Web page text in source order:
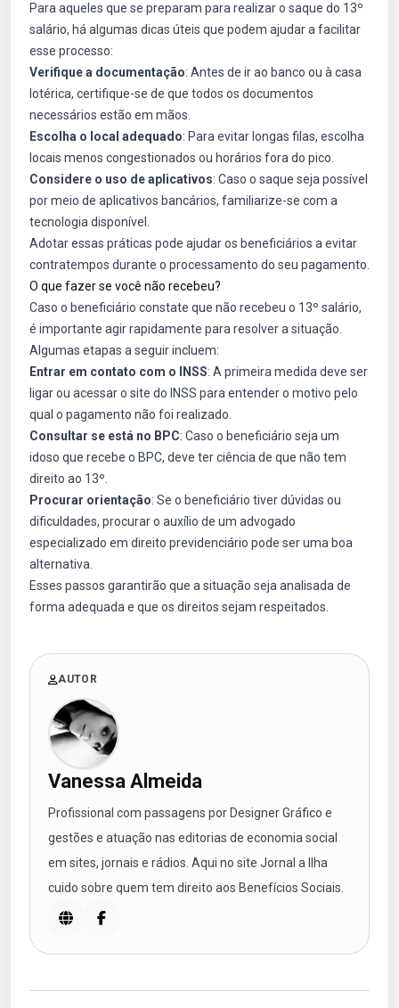
Para aqueles que se preparam para realizar o saque do 13º
salário, há algumas dicas úteis que podem ajudar a facilitar
esse processo:
Verifique a documentação: Antes de ir ao banco ou à casa
lotérica, certifique-se de que todos os documentos
necessários estão em mãos.
Escolha o local adequado: Para evitar longas filas, escolha
locais menos congestionados ou horários fora do pico.
Considere o uso de aplicativos: Caso o saque seja possível
por meio de aplicativos bancários, familiarize-se com a
tecnologia disponível.
Adotar essas práticas pode ajudar os beneficiários a evitar
contratempos durante o processamento do seu pagamento.
O que fazer se você não recebeu?
Caso o beneficiário constate que não recebeu o 13º salário,
é importante agir rapidamente para resolver a situação.
Algumas etapas a seguir incluem:
Entrar em contato com o INSS: A primeira medida deve ser
ligar ou acessar o site do INSS para entender o motivo pelo
qual o pagamento não foi realizado.
Consultar se está no BPC: Caso o beneficiário seja um
idoso que recebe o BPC, deve ter ciência de que não tem
direito ao 13º.
Procurar orientação: Se o beneficiário tiver dúvidas ou
dificuldades, procurar o auxílio de um advogado
especializado em direito previdenciário pode ser uma boa
alternativa.
Esses passos garantirão que a situação seja analisada de
forma adequada e que os direitos sejam respeitados.
AUTOR
Vanessa Almeida
Profissional com passagens por Designer Gráfico e
gestões e atuação nas editorias de economia social
em sites, jornais e rádios. Aqui no site Jornal a Ilha
cuido sobre quem tem direito aos Benefícios Sociais.